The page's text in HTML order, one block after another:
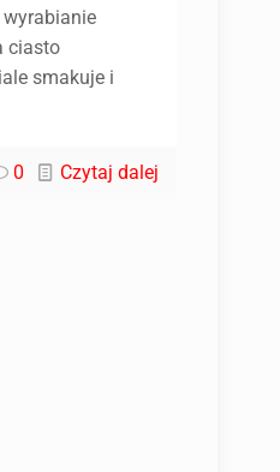
wyrabianie
ciasto
smakuje i
0 Czytaj dalej